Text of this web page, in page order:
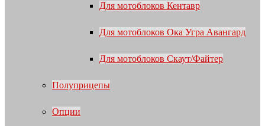
Для мотоблоков Кентавр
Для мотоблоков Ока Угра Авангард
Для мотоблоков Скаут/Файтер
Полуприцепы
Опции